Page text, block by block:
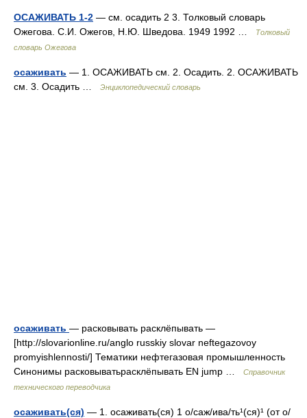
ОСАЖИВАТЬ 1-2 — см. осадить 2 3. Толковый словарь
Ожегова. С.И. Ожегов, Н.Ю. Шведова. 1949 1992 …
Толковый
словарь Ожегова
осаживать — 1. ОСАЖИВАТЬ см. 2. Осадить. 2. ОСАЖИВАТЬ
см. 3. Осадить …
Энциклопедический словарь
осаживать — расковывать расклёпывать —
[http://slovarionline.ru/anglo russkiy slovar neftegazovoy
promyishlennosti/] Тематики нефтегазовая промышленность
Синонимы расковыватьрасклёпывать EN jump …
Справочник
технического переводчика
осаживать(ся) — 1. осаживать(ся) 1 о/саж/ива/ть¹(ся)¹ (от о/